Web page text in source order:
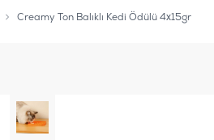
Creamy Ton Balıklı Kedi Ödülü 4x15gr